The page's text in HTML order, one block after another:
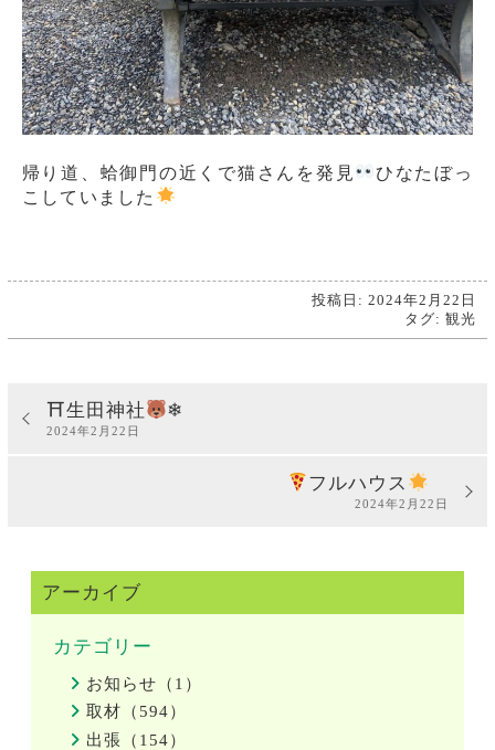
帰り道、蛤御門の近くで猫さんを発見
ひなたぼっ
こしていました
投稿日: 2024年2月22日
タグ:観光
⛩生田神社 ‍❄
2024年2月22日
フルハウス
2024年2月22日
アーカイブ
カテゴリー
お知らせ（1）
取材（594）
出張（154）